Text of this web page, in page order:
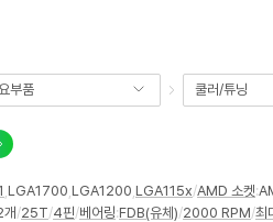
부품 쿨러/튜닝
LGA1700 LGA1200 LGA115x/AMD 소켓:
개/25T/4핀/베어링:FDB(유체)/2000 RPM/최